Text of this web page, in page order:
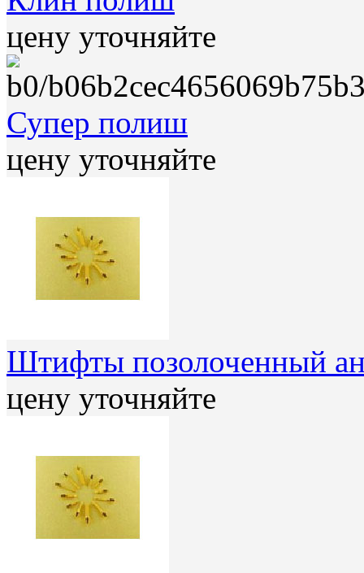
цену уточняйте
Супер полиш
цену уточняйте
Штифты позолоченный
цену уточняйте